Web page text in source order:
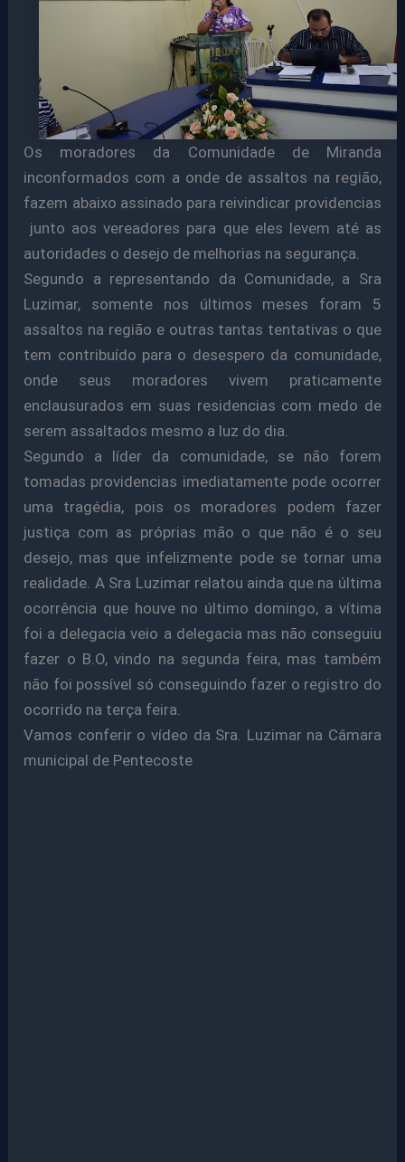
Os moradores da Comunidade de Miranda
inconformados com a onde de assaltos na região,
fazem abaixo assinado para reivindicar providencias
junto aos vereadores para que eles levem até as
autoridades o desejo de melhorias na segurança.
Segundo a representando da Comunidade, a Sra
Luzimar, somente nos últimos meses foram 5
assaltos na região e outras tantas tentativas o que
tem contribuído para o desespero da comunidade,
onde seus moradores vivem praticamente
enclausurados em suas residencias com medo de
serem assaltados mesmo a luz do dia.
Segundo a líder da comunidade, se não forem
tomadas providencias imediatamente pode ocorrer
uma tragédia, pois os moradores podem fazer
justiça com as próprias mão o que não é o seu
desejo, mas que infelizmente pode se tornar uma
realidade. A Sra Luzimar relatou ainda que na última
ocorrência que houve no último domingo, a vítima
foi a delegacia veio a delegacia mas não conseguiu
fazer o B.O, vindo na segunda feira, mas também
não foi possível só conseguindo fazer o registro do
ocorrido na terça feira.
Vamos conferir o vídeo da Sra. Luzimar na Câmara
municipal de Pentecoste